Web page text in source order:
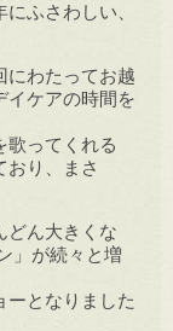
ふさわしい、
にわたってお越
イケアの時間を
歌ってくれる
おり、まさ
どん大きくな
」が続々と増
ーとなりました